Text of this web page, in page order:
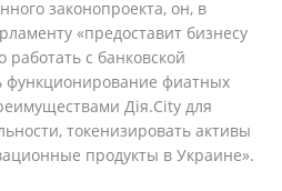
законопроекта, он, в
«предоставит бизнесу
с банковской
функционирование фиатных
Дія.City для
токенизировать активы
продукты в Украине».